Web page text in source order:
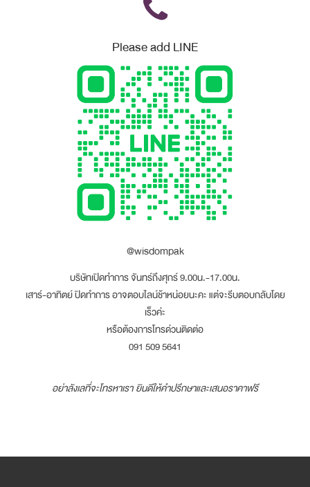
Please add LINE
@wisdompak
บริษัทเปิดทำการ จันทร์ถึงศุกร์ 9.00น.-17.00น.
เสาร์-อาทิตย์ ปิดทำการ อาจตอบไลน์ช้าหน่อยนะคะ แต่จะรีบตอบกลับโดย
เร็วค่ะ
หรือต้องการโทรด่วนติดต่อ
091 509 5641
อย่าลังเลที่จะโทรหาเรา ยินดีให้คำปรึกษาและเสนอราคาฟรี